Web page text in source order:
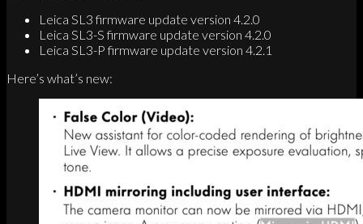
Leica SL3 firmware update version 4.2.0
Leica SL3-S firmware update version 4.2.0
Leica SL3-P firmware update version 4.2.1
Here’s what’s new: